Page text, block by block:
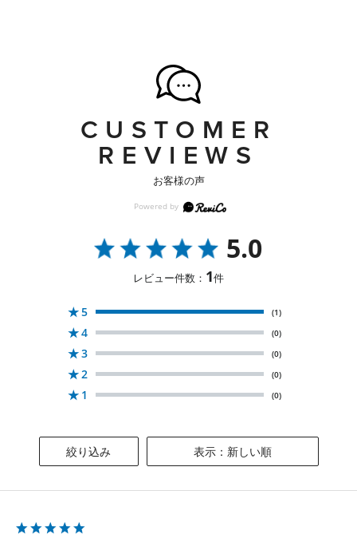
CUSTOMER
REVIEWS
お客様の声
5.0
レビュー件数： 1件
★5 (1)
★4 (0)
★3 (0)
★2 (0)
★ 1 (0)
絞り込み 表示：新しい順